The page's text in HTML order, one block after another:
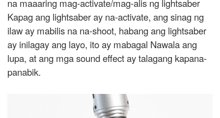
na maaaring mag-activate/mag-alis ng lightsaber
Kapag ang lightsaber ay na-activate, ang sinag ng
ilaw ay mabilis na na-shoot, habang ang lightsaber
ay inilagay ang layo, ito ay mabagal Nawala ang
lupa, at ang mga sound effect ay talagang kapana-
panabik.